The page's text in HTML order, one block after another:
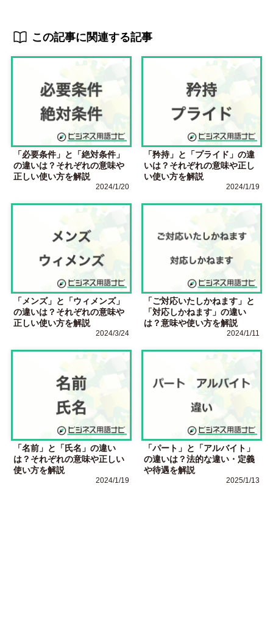
この記事に関連する記事
「必要条件」と「絶対条件」
の違いは？それぞれの意味や
正しい使い方を解説
2024/1/20
「矜持」と「プライド」の違
いは？それぞれの意味や正し
い使い方を解説
2024/1/19
「メンズ」と「ウィメンズ」
の違いは？それぞれの意味や
正しい使い方を解説
2024/3/24
「ご対応いたしかねます」と
「対応しかねます」の違い
は？意味や使い方を解説
2024/1/11
「名前」と「氏名」の違い
は？それぞれの意味や正しい
使い方を解説
2024/1/19
「パート」と「アルバイト」
の違いは？法的な違い・定義
や待遇を解説
2025/1/13